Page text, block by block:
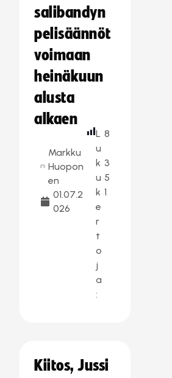
salibandyn
pelisäännöt
voimaan
heinäkuun
alusta
alkaen
Markku
Huopon
en
01.07.2
026
L
u
k
u
k
e
r
t
o
j
a
:
8
3
5
1
Kiitos, Jussi